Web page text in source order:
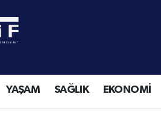
YAŞAM SAĞLIK EKONOMİ
Haritası
ve Fikstür